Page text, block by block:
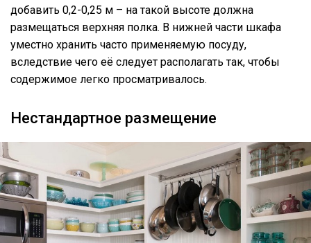
добавить 0,2-0,25 м – на такой высоте должна
размещаться верхняя полка. В нижней части шкафа
уместно хранить часто применяемую посуду,
вследствие чего её следует располагать так, чтобы
содержимое легко просматривалось.
Нестандартное размещение